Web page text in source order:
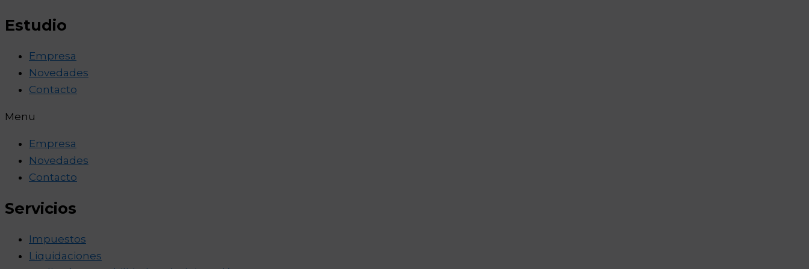
Estudio
Empresa
Novedades
Contacto
Menu
Empresa
Novedades
Contacto
Servicios
Impuestos
Liquidaciones